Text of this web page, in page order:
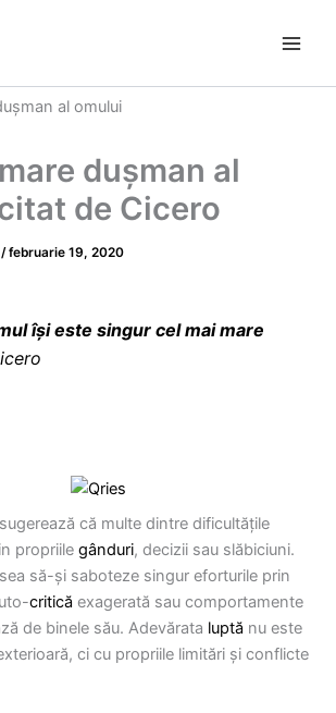
dușman al
de Cicero
/februarie 19, 2020
îşi este singur cel mai mare
că multe dintre dificultăţile
propriile gânduri, decizii sau slăbiciuni.
să-şi saboteze singur eforturile prin
critică exagerată sau comportamente
de binele său. Adevărata luptă nu este
ci cu propriile limitări şi conflicte